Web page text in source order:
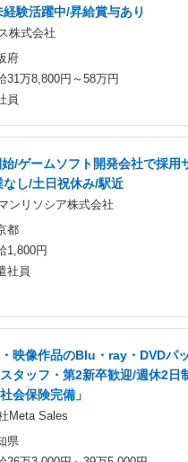
経験活躍中/昇給賞与あり
株式会社
府
31万8,800円～58万円
員
/ゲームソフト開発会社で採用
なし/土日祝休み/駅近
ンリソシア株式会社
都
1,800円
社員
映像作品のBlu・ray・DVDパ
タッフ・第2新卒歓迎/週休2日
会保険完備」
Meta Sales
県